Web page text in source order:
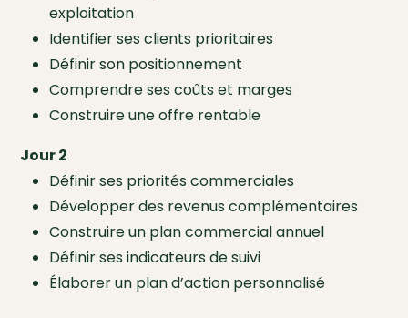
exploitation
Identifier ses clients prioritaires
Définir son positionnement
Comprendre ses coûts et marges
Construire une offre rentable
Jour 2
Définir ses priorités commerciales
Développer des revenus complémentaires
Construire un plan commercial annuel
Définir ses indicateurs de suivi
Élaborer un plan d’action personnalisé